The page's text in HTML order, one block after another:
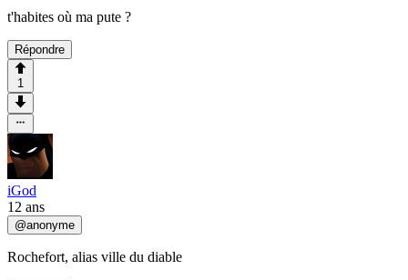
t'habites où ma pute ?
Répondre
1
iGod
12 ans
@anonyme
Rochefort, alias ville du diable